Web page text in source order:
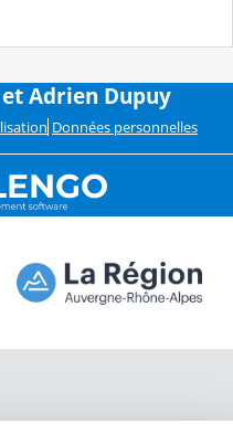
Adrien Dupuy
Données personnelles